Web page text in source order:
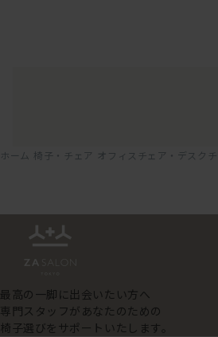
ホーム 椅子・チェア オフィスチェア・デスク
最高の一脚に出会いたい方へ
専門スタッフがあなたのための
椅子選びをサポートいたします。